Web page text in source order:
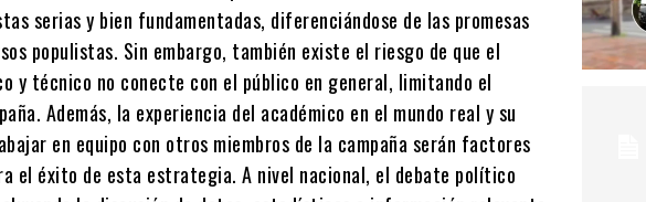
serias y bien fundamentadas, diferenciándose de las promesas
populistas. Sin embargo, también existe el riesgo de que el
y técnico no conecte con el público en general, limitando el
Además, la experiencia del académico en el mundo real y su
en equipo con otros miembros de la campaña serán factores
el éxito de esta estrategia. A nivel nacional, el debate político